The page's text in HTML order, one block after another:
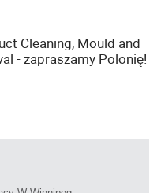
Cleaning, Mould and
- zapraszamy Polonię!